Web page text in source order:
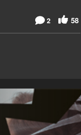
58
2